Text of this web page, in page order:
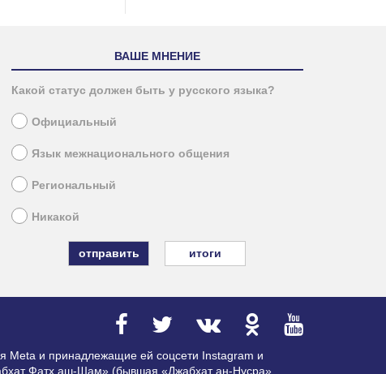
ВАШЕ МНЕНИЕ
Какой статус должен быть у русского языка?
Официальный
Язык межнационального общения
Региональный
Никакой
итоги
Meta и принадлежащие ей соцсети Instagram и
Фатх аш-Шам» (бывшая «Джабхат ан-Нусра»,